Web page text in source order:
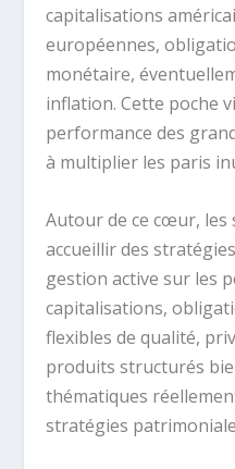
capitalisations
européennes,
monétaire,
inflation. Cette poche
performance des
à multiplier les paris
Autour de ce cœur, les
accueillir des
gestion active sur les
capitalisations,
flexibles de qualité,
produits structurés
thématiques
stratégies